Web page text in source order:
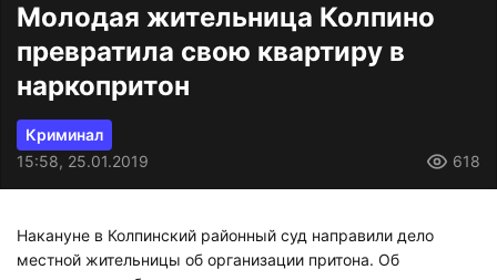
Молодая жительница Колпино
превратила свою квартиру в
наркопритон
Криминал
15:58, 25.01.2019
618
Накануне в Колпинский районный суд направили дело
местной жительницы об организации притона. Об